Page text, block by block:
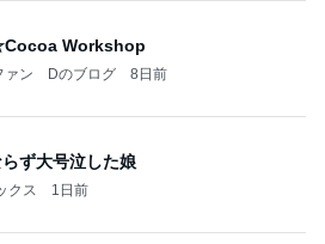
Workshop
ァン Dのブログ 8日前
ず大号泣した娘
クス 1日前